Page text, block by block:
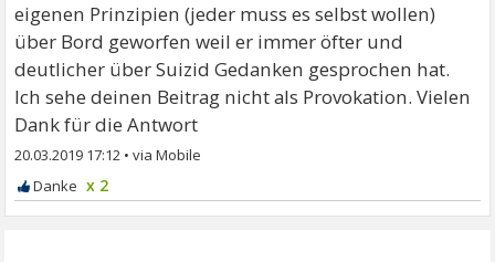
eigenen Prinzipien (jeder muss es selbst wollen)
über Bord geworfen weil er immer öfter und
deutlicher über Suizid Gedanken gesprochen hat.
Ich sehe deinen Beitrag nicht als Provokation. Vielen
Dank für die Antwort
20.03.2019 17:12 •
x 2